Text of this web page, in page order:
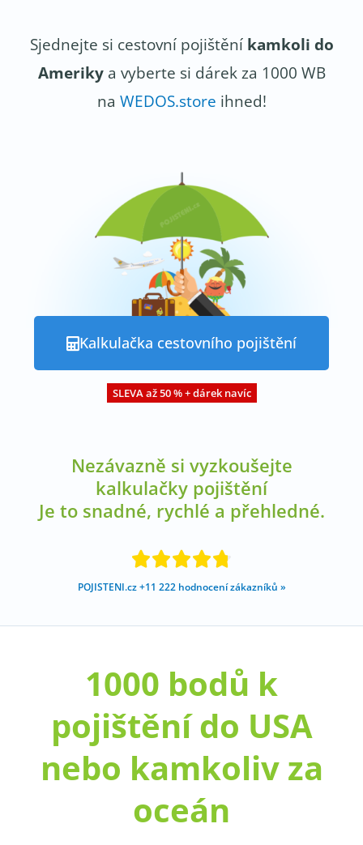
Sjednejte si cestovní pojištění kamkoli do
Amerikya vyberte si dárek za 1000 WB
na WEDOS.store ihned!
Kalkulačka cestovního pojištění
SLEVA až 50 % + dárek navíc
Nezávazně si vyzkoušejte
kalkulačky pojištění
Je to snadné, rychlé a přehledné.

POJISTENI.cz +11 222 hodnocení zákazníků »
1000 bodů k
pojištění do USA
nebo kamkoliv za
oceán